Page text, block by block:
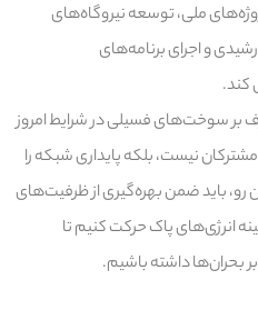
ملی، توسعه نیروگاه‌های
و اجرای برنامه‌های
کند.
بر سوخت‌های فسیلی در شرایط امروز
نیست، بلکه پایداری شبکه را
رو، باید ضمن بهره‌گیری از ظرفیت‌های
انرژی‌های پاک حرکت کنیم تا
بحران‌ها داشته باشیم.